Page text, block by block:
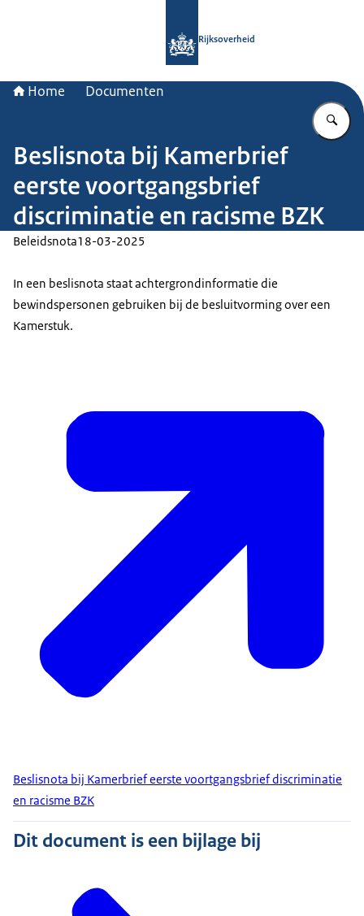
Rijksoverheid
Home Documenten
Beslisnota bij Kamerbrief
eerste voortgangsbrief
discriminatie en racisme BZK
Beleidsnota18-03-2025
In een beslisnota staat achtergrondinformatie die
bewindspersonen gebruiken bij de besluitvorming over een
Kamerstuk.
Beslisnota bij Kamerbrief eerste voortgangsbrief discriminatie
en racisme BZK
Dit document is een bijlage bij